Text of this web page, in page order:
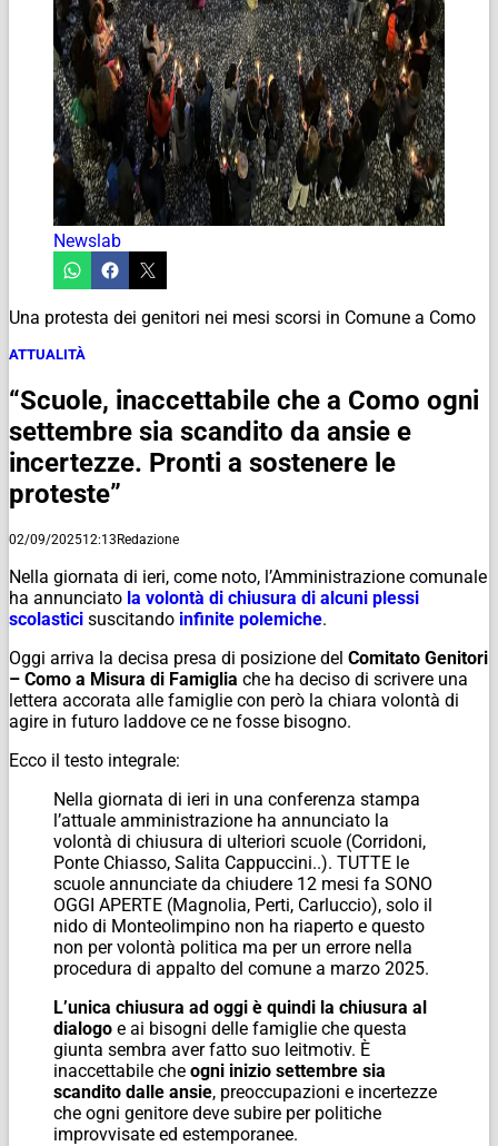
Newslab
Una protesta dei genitori nei mesi scorsi in Comune a Como
ATTUALITÀ
“Scuole, inaccettabile che a Como ogni
settembre sia scandito da ansie e
incertezze. Pronti a sostenere le
proteste”
02/09/202512:13Redazione
Nella giornata di ieri, come noto, l’Amministrazione comunale
ha annunciato la volontà di chiusura di alcuni plessi
scolastici suscitando infinite polemiche.
Oggi arriva la decisa presa di posizione del Comitato Genitori
– Como a Misura di Famiglia che ha deciso di scrivere una
lettera accorata alle famiglie con però la chiara volontà di
agire in futuro laddove ce ne fosse bisogno.
Ecco il testo integrale:
Nella giornata di ieri in una conferenza stampa
l’attuale amministrazione ha annunciato la
volontà di chiusura di ulteriori scuole (Corridoni,
Ponte Chiasso, Salita Cappuccini..). TUTTE le
scuole annunciate da chiudere 12 mesi fa SONO
OGGI APERTE (Magnolia, Perti, Carluccio), solo il
nido di Monteolimpino non ha riaperto e questo
non per volontà politica ma per un errore nella
procedura di appalto del comune a marzo 2025.
L’unica chiusura ad oggi è quindi la chiusura al
dialogo e ai bisogni delle famiglie che questa
giunta sembra aver fatto suo leitmotiv. È
inaccettabile che ogni inizio settembre sia
scandito dalle ansie, preoccupazioni e incertezze
che ogni genitore deve subire per politiche
improvvisate ed estemporanee.